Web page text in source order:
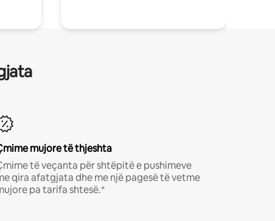
mujore të thjeshta
të veçanta për shtëpitë e pushimeve
qira afatgjata dhe me një pagesë të vetme
pa tarifa shtesë.*